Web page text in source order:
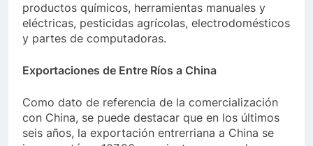
productos químicos, herramientas manuales y
eléctricas, pesticidas agrícolas, electrodomésticos
y partes de computadoras.
Exportaciones de Entre Ríos a China
Como dato de referencia de la comercialización
con China, se puede destacar que en los últimos
seis años, la exportación entrerriana a China se